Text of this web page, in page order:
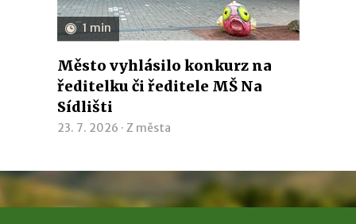
1 min
Město vyhlásilo konkurz na
ředitelku či ředitele MŠ Na
Sídlišti
23. 7. 2026 · Z města